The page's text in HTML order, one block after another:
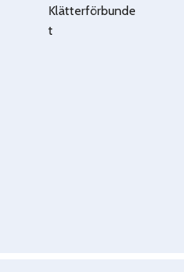
Klätterförbunde
t